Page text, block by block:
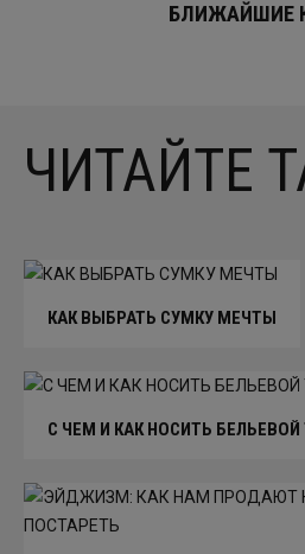
БЛИЖАЙШИЕ
ЧИТАЙТЕ
КАК ВЫБРАТЬ СУМКУ МЕЧТЫ
С ЧЕМ И КАК НОСИТЬ БЕЛЬЕВОЙ